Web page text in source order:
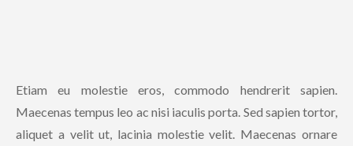
Etiam eu molestie eros, commodo hendrerit sapien.
Maecenas tempus leo ac nisi iaculis porta. Sed sapien tortor,
aliquet a velit ut, lacinia molestie velit. Maecenas ornare